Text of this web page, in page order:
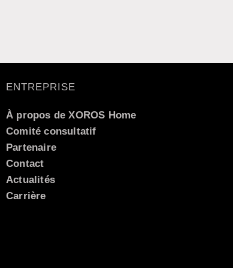
ENTREPRISE
À propos de XOROS Home
Comité consultatif
Partenaire
Contact
Actualités
Carrière